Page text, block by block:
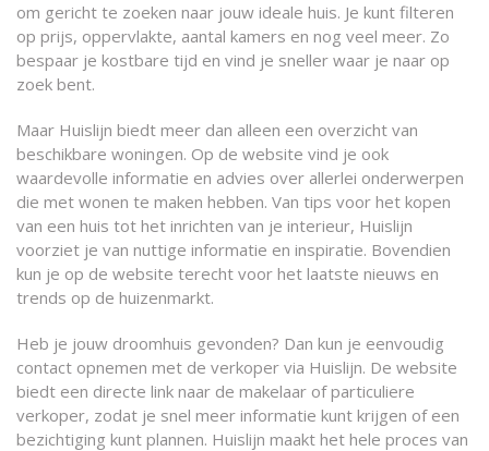
om gericht te zoeken naar jouw ideale huis. Je kunt filteren
op prijs, oppervlakte, aantal kamers en nog veel meer. Zo
bespaar je kostbare tijd en vind je sneller waar je naar op
zoek bent.
Maar Huislijn biedt meer dan alleen een overzicht van
beschikbare woningen. Op de website vind je ook
waardevolle informatie en advies over allerlei onderwerpen
die met wonen te maken hebben. Van tips voor het kopen
van een huis tot het inrichten van je interieur, Huislijn
voorziet je van nuttige informatie en inspiratie. Bovendien
kun je op de website terecht voor het laatste nieuws en
trends op de huizenmarkt.
Heb je jouw droomhuis gevonden? Dan kun je eenvoudig
contact opnemen met de verkoper via Huislijn. De website
biedt een directe link naar de makelaar of particuliere
verkoper, zodat je snel meer informatie kunt krijgen of een
bezichtiging kunt plannen. Huislijn maakt het hele proces van